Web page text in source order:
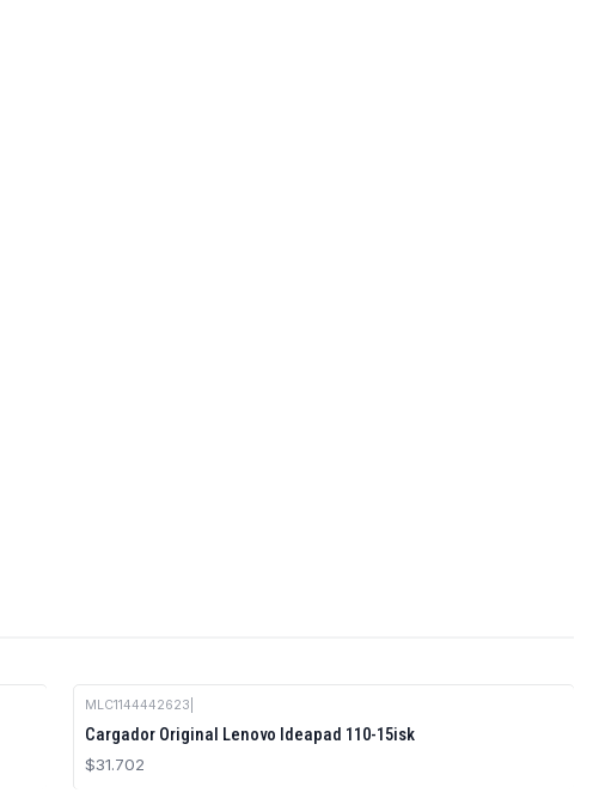
MLC1144442623
Cargador Original Lenovo Ideapad 110-15isk
$31.702